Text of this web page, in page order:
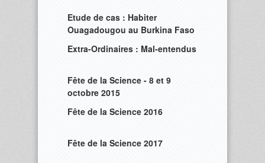
Etude de cas : Habiter
Ouagadougou au Burkina Faso
Extra-Ordinaires : Mal-entendus
Fête de la Science - 8 et 9
octobre 2015
Fête de la Science 2016
Fête de la Science 2017